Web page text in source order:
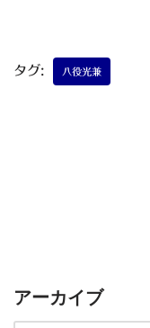
タグ: 八役光兼
アーカイブ